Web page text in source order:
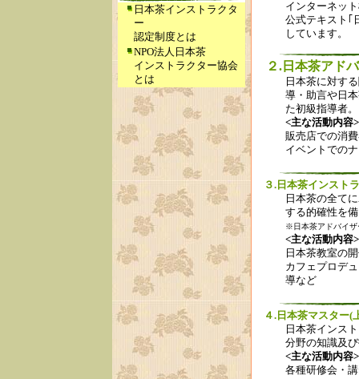
日本茶インストラクタ
ー
認定制度とは
NPO法人日本茶
インストラクター協会
とは
インターネッ
公式テキスト｢
しています。
２.日本茶アド
日本茶に対す
導・助言や日
た初級指導者。
<主な活動内容>
販売店での消
イベントでの
３.日本茶インスト
日本茶の全て
する的確性を
※日本茶アドバイザ
<主な活動内容>
日本茶教室の
カフェプロデ
導など
４.日本茶マスター(
日本茶インス
分野の知識及
<主な活動内容>
各種研修会・